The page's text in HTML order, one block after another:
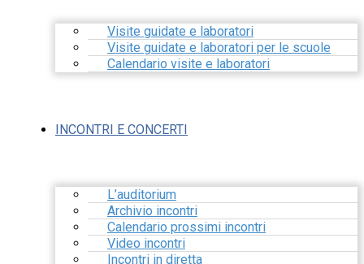
Visite guidate e laboratori
Visite guidate e laboratori per le scuole
Calendario visite e laboratori
INCONTRI E CONCERTI
L’auditorium
Archivio incontri
Calendario prossimi incontri
Video incontri
Incontri in diretta